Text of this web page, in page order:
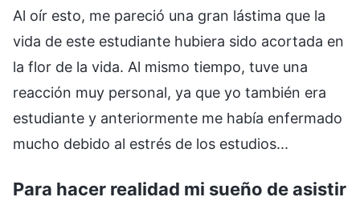
Al oír esto, me pareció una gran lástima que la
vida de este estudiante hubiera sido acortada en
la flor de la vida. Al mismo tiempo, tuve una
reacción muy personal, ya que yo también era
estudiante y anteriormente me había enfermado
mucho debido al estrés de los estudios...
Para hacer realidad mi sueño de asistir